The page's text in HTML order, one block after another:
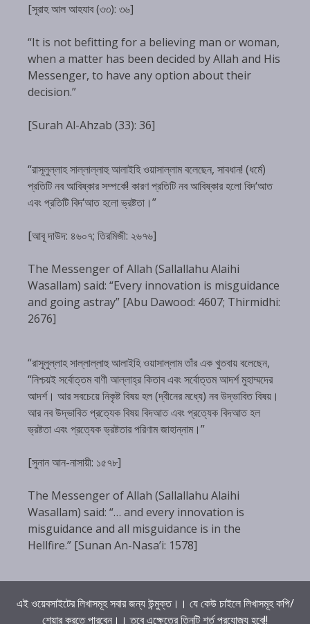
[সূরাহ আল আহযাব (৩৩): ৩৬]
“It is not befitting for a believing man or woman,
when a matter has been decided by Allah and His
Messenger, to have any option about their
decision.”
[Surah Al-Ahzab (33): 36]
“রাসূলুল্লাহ সাল্লাল্লাহু আলাইহি ওয়াসাল্লাম বলেছেন, সাবধান! (ধর্মে)
প্রতিটি নব আবিষ্কার সম্পর্কে! কারণ প্রতিটি নব আবিষ্কার হলো বিদ‘আত
এবং প্রতিটি বিদ‘আত হলো ভ্রষ্টতা।”
[আবূ দাউদ: ৪৬০৭; তিরমিজী: ২৬৭৬]
The Messenger of Allah (Sallallahu Alaihi
Wasallam) said: “Every innovation is misguidance
and going astray” [Abu Dawood: 4607; Thirmidhi:
2676]
“রাসূলুল্লাহ সাল্লাল্লাহু আলাইহি ওয়াসাল্লাম তাঁর এক খুতবায় বলেছেন,
“নিশ্চয়ই সর্বোত্তম বাণী আল্লাহ্‌র কিতাব এবং সর্বোত্তম আদর্শ মুহাম্মদের
আদর্শ। আর সবচেয়ে নিকৃষ্ট বিষয় হল (দ্বীনের মধ্যে) নব উদ্ভাবিত বিষয়।
আর নব উদ্ভাবিত প্রত্যেক বিষয় বিদআত এবং প্রত্যেক বিদআত হল
ভ্রষ্টতা এবং প্রত্যেক ভ্রষ্টতার পরিণাম জাহান্নাম।”
[সুনান আন-নাসায়ী: ১৫৭৮]
The Messenger of Allah (Sallallahu Alaihi
Wasallam) said: “… and every innovation is
misguidance and all misguidance is in the
Hellfire.” [Sunan An-Nasa’i: 1578]
এই ওয়েবসাইটের লিখাসমূহ সবার জন্য উন্মুক্ত।। যে কেউ চাইলে লিখাসমূহ কপি/
শেয়ার করতে পারবেন।। তবে এক্ষেত্রে তিনটি শর্ত প্রযোজ্য হবে!!